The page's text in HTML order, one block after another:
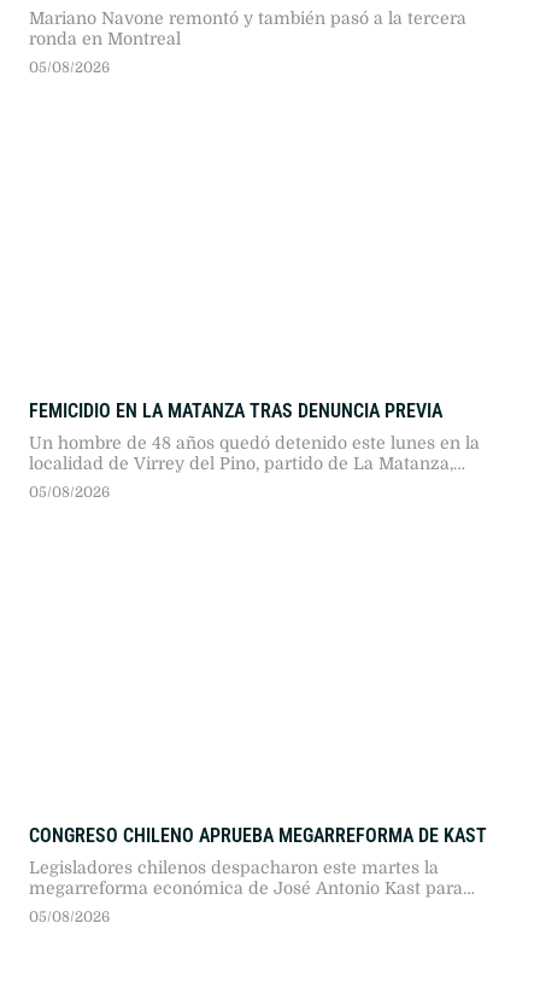
Mariano Navone remontó y también pasó a la tercera
ronda en Montreal
05/08/2026
FEMICIDIO EN LA MATANZA TRAS DENUNCIA PREVIA
Un hombre de 48 años quedó detenido este lunes en la
localidad de Virrey del Pino, partido de La Matanza,
acusado de asesinar a su expareja de 42 años, quien lo
05/08/2026
CONGRESO CHILENO APRUEBA MEGARREFORMA DE KAST
Legisladores chilenos despacharon este martes la
megarreforma económica de José Antonio Kast para
impulsar el crecimiento, aunque su promulgación
05/08/2026